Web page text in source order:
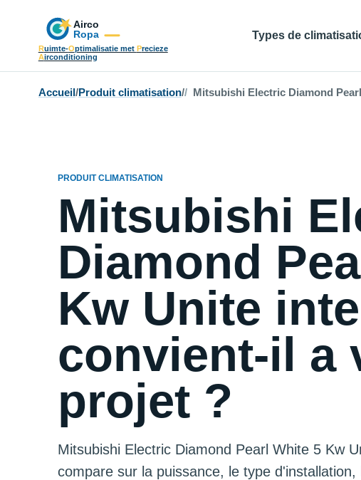
Ruimte-Optimalisatie met Precieze
Airconditioning
Types de
Accueil /Produit climatisation/ Mitsubishi Electric Diamond
PRODUIT CLIMATISATION
Mitsubishi
Diamond
Kw Unite
convient-il a
projet ?
Mitsubishi Electric Diamond Pearl White 5 Kw
compare sur la puissance, le type